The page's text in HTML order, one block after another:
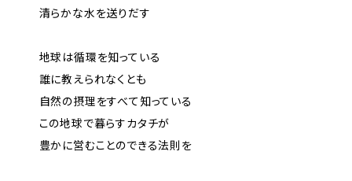
清らかな水を送りだす
地球は循環を知っている
誰に教えられなくとも
自然の摂理をすべて知っている
この地球で暮らすカタチが
豊かに営むことのできる法則を